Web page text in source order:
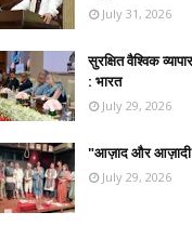
July 31, 2026
सुरक्षित वैश्विक
: भारत
July 29, 2026
"आज़ाद और आज़ादी"
July 29, 2026